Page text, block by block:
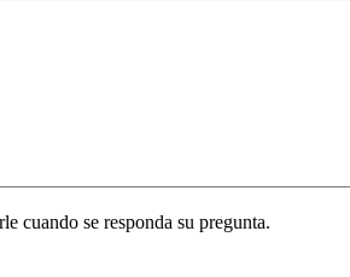
cuando se responda su pregunta.